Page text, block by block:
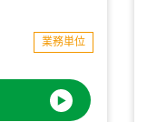
業務単位